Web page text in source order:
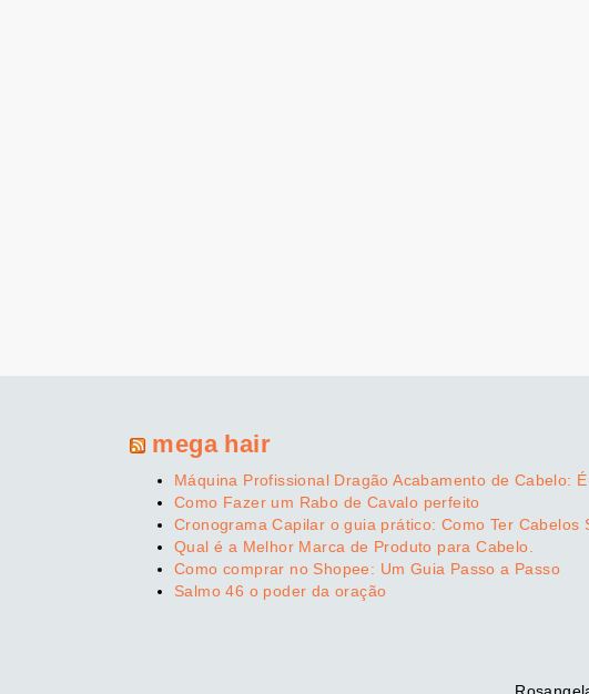
mega hair
Máquina Profissional Dragão Acabamento de Cabelo:
Como Fazer um Rabo de Cavalo perfeito
Cronograma Capilar o guia prático: Como Ter Cabelos
Qual é a Melhor Marca de Produto para Cabelo.
Como comprar no Shopee: Um Guia Passo a Passo
Salmo 46 o poder da oração